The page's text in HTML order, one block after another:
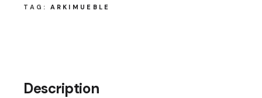
TAG:
ARKIMUEBLE
Description